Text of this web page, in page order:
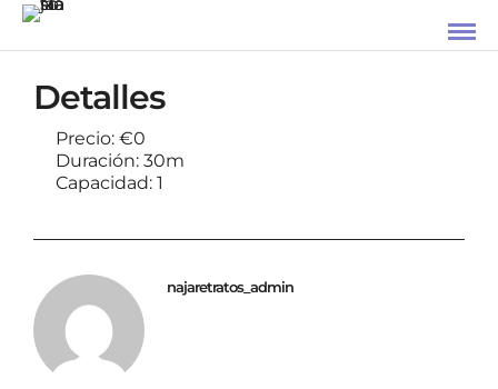
Detalles
Precio: €0
Duración: 30m
Capacidad: 1
najaretratos_admin